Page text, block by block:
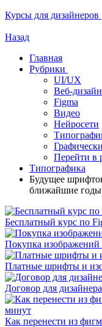
Курсы для дизайнеров
Назад
Главная
Рубрики
UI/UX
Веб-дизайн
Figma
Видео
Нейросети
Перейти в
Типографика
Будущее
ближайшие
Бесплатный курс по
Покупка изображений
Платные шрифты и
Договор для
Как перенести из